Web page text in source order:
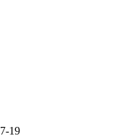
19